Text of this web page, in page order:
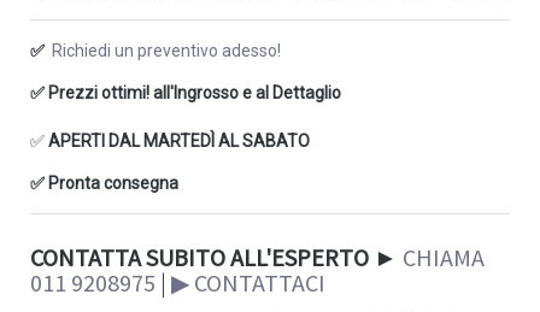
✅ Richiedi un preventivo adesso!
✅ Prezzi ottimi! all'Ingrosso e al Dettaglio
✅APERTI DAL MARTEDÌ AL SABATO
✅ Pronta consegna
CONTATTA SUBITO ALL'ESPERTO ► CHIAMA
011 9208975 | ▶ CONTATTACI